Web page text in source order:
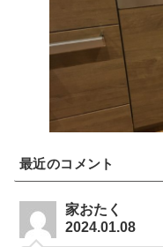
最近のコメント
家おたく
2024.01.08